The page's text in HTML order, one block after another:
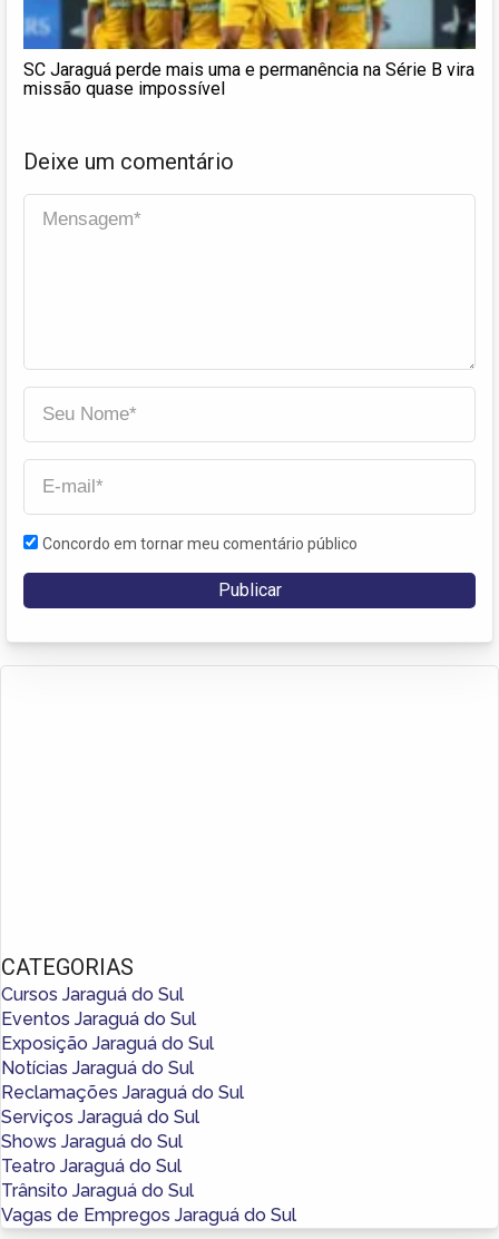
SC Jaraguá perde mais uma e permanência na Série B vira
missão quase impossível
Deixe um comentário
Concordo em tornar meu comentário público
CATEGORIAS
Cursos Jaraguá do Sul
Eventos Jaraguá do Sul
Exposição Jaraguá do Sul
Notícias Jaraguá do Sul
Reclamações Jaraguá do Sul
Serviços Jaraguá do Sul
Shows Jaraguá do Sul
Teatro Jaraguá do Sul
Trânsito Jaraguá do Sul
Vagas de Empregos Jaraguá do Sul